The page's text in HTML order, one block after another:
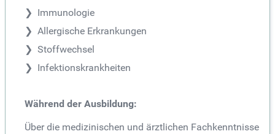
Immunologie
Allergische Erkrankungen
Stoffwechsel
Infektionskrankheiten
Während der Ausbildung:
Über die medizinischen und ärztlichen Fachkenntnisse